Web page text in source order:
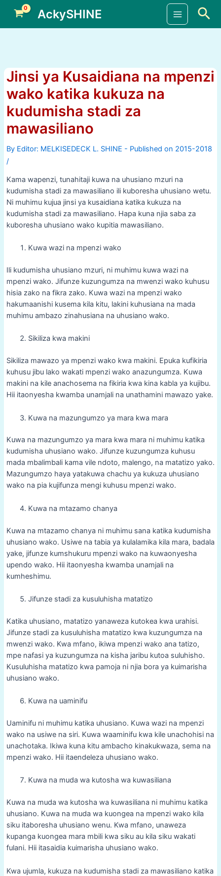
content
AckySHINE
Main
Jinsi ya Kusaidiana na mpenzi
wako katika kukuza na
kudumisha stadi za
mawasiliano
By
/
Kama wapenzi, tunahitaji kuwa na uhusiano mzuri na
kudumisha stadi za mawasiliano ili kuboresha uhusiano wetu.
Ni muhimu kujua jinsi ya kusaidiana katika kukuza na
kudumisha stadi za mawasiliano. Hapa kuna njia saba za
kuboresha uhusiano wako kupitia mawasiliano.
Kuwa wazi na mpenzi wako
Ili kudumisha uhusiano mzuri, ni muhimu kuwa wazi na
mpenzi wako. Jifunze kuzungumza na mwenzi wako kuhusu
hisia zako na fikra zako. Kuwa wazi na mpenzi wako
hakumaanishi kusema kila kitu, lakini kuhusiana na mada
muhimu ambazo zinahusiana na uhusiano wako.
Sikiliza kwa makini
Sikiliza mawazo ya mpenzi wako kwa makini. Epuka kufikiria
kuhusu jibu lako wakati mpenzi wako anazungumza. Kuwa
makini na kile anachosema na fikiria kwa kina kabla ya kujibu.
Hii itaonyesha kwamba unamjali na unathamini mawazo yake.
Kuwa na mazungumzo ya mara kwa mara
Kuwa na mazungumzo ya mara kwa mara ni muhimu katika
kudumisha uhusiano wako. Jifunze kuzungumza kuhusu
mada mbalimbali kama vile ndoto, malengo, na matatizo yako.
Mazungumzo haya yatakuwa chachu ya kukuza uhusiano
wako na pia kujifunza mengi kuhusu mpenzi wako.
Kuwa na mtazamo chanya
Kuwa na mtazamo chanya ni muhimu sana katika kudumisha
uhusiano wako. Usiwe na tabia ya kulalamika kila mara, badala
yake, jifunze kumshukuru mpenzi wako na kuwaonyesha
upendo wako. Hii itaonyesha kwamba unamjali na
kumheshimu.
Jifunze stadi za kusuluhisha matatizo
Katika uhusiano, matatizo yanaweza kutokea kwa urahisi.
Jifunze stadi za kusuluhisha matatizo kwa kuzungumza na
mwenzi wako. Kwa mfano, ikiwa mpenzi wako ana tatizo,
mpe nafasi ya kuzungumza na kisha jaribu kutoa suluhisho.
Kusuluhisha matatizo kwa pamoja ni njia bora ya kuimarisha
uhusiano wako.
Kuwa na uaminifu
Uaminifu ni muhimu katika uhusiano. Kuwa wazi na mpenzi
wako na usiwe na siri. Kuwa waaminifu kwa kile unachohisi na
unachotaka. Ikiwa kuna kitu ambacho kinakukwaza, sema na
mpenzi wako. Hii itaendeleza uhusiano wako.
Kuwa na muda wa kutosha wa kuwasiliana
Kuwa na muda wa kutosha wa kuwasiliana ni muhimu katika
uhusiano. Kuwa na muda wa kuongea na mpenzi wako kila
siku itaboresha uhusiano wenu. Kwa mfano, unaweza
kupanga kuongea mara mbili kwa siku au kila siku wakati
fulani. Hii itasaidia kuimarisha uhusiano wako.
Kwa ujumla, kukuza na kudumisha stadi za mawasiliano katika